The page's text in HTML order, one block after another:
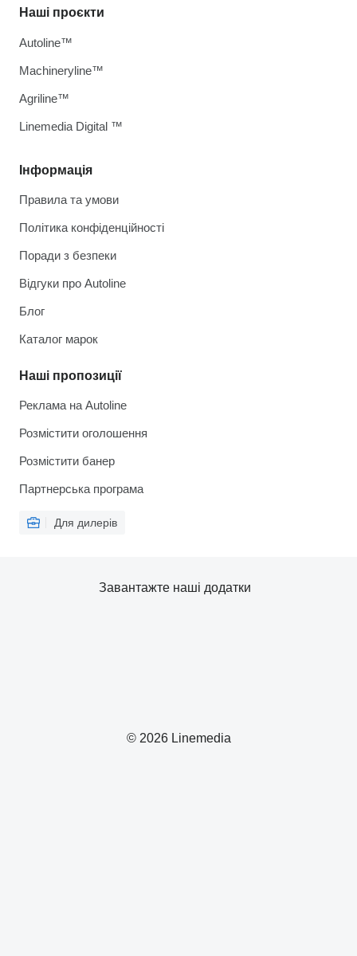
Інформація
Правила та умови
Політика конфіденційності
Поради з безпеки
Відгуки про Autoline
Блог
Каталог марок
Наші пропозиції
Реклама на Autoline
Розмістити оголошення
Розмістити банер
Партнерська програма
Для дилерів
Наші проєкти
Autoline™
Machineryline™
Agriline™
Linemedia Digital ™
© 2026 Linemedia
Завантажте наші додатки